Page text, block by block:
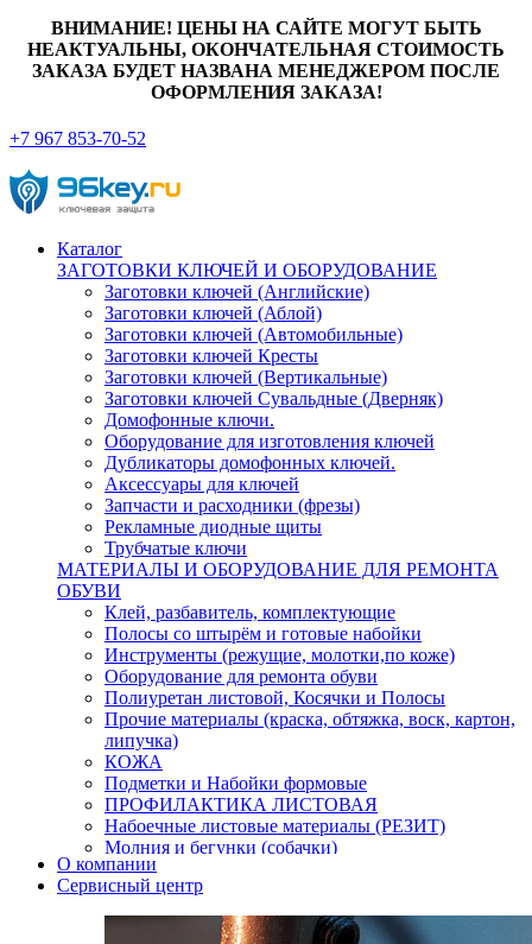
ВНИМАНИЕ! ЦЕНЫ НА САЙТЕ МОГУТ БЫТЬ
НЕАКТУАЛЬНЫ, ОКОНЧАТЕЛЬНАЯ СТОИМОСТЬ
ЗАКАЗА БУДЕТ НАЗВАНА МЕНЕДЖЕРОМ ПОСЛЕ
ОФОРМЛЕНИЯ ЗАКАЗА!
+7 967 853-70-52
Каталог
ЗАГОТОВКИ КЛЮЧЕЙ И ОБОРУДОВАНИЕ
Заготовки ключей (Английские)
Заготовки ключей (Аблой)
Заготовки ключей (Автомобильные)
Заготовки ключей Кресты
Заготовки ключей (Вертикальные)
Заготовки ключей Сувальдные (Дверняк)
Домофонные ключи.
Оборудование для изготовления ключей
Дубликаторы домофонных ключей.
Аксессуары для ключей
Запчасти и расходники (фрезы)
Рекламные диодные щиты
Трубчатые ключи
МАТЕРИАЛЫ И ОБОРУДОВАНИЕ ДЛЯ РЕМОНТА
ОБУВИ
Клей, разбавитель, комплектующие
Полосы со штырём и готовые набойки
Инструменты (режущие, молотки,по коже)
Оборудование для ремонта обуви
Полиуретан листовой, Косячки и Полосы
Прочие материалы (краска, обтяжка, воск, картон,
липучка)
КОЖА
Подметки и Набойки формовые
ПРОФИЛАКТИКА ЛИСТОВАЯ
Набоечные листовые материалы (РЕЗИТ)
Молния и бегунки (собачки)
Нитки,иглы-шило,крючки.
Уход и косметика для обуви
Кнопки (магнитые,кобурные)
Пряжки для ремня
О компании
Сервисный центр